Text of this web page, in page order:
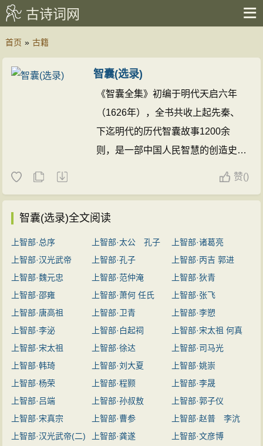
古诗词网
首页 » 古籍
智囊(选录)
《智囊全集》初编于明代天启六年
（1626年），全书共收上起先秦、
下迄明代的历代智囊故事1200余
则，是一部中国人民智慧的创造史和
难、克敌制胜的处世奇书，也是中国
文化史上一部篇幅庞大的智谋锦囊。
赞()
智囊(选录)全文阅读
上智部·总序 上智部·太公 孔子
上智部·诸葛亮
上智部·汉光武帝
上智部·孔子
上智部·丙吉 郭进
上智部·魏元忠
上智部·范仲淹
上智部·狄青
上智部·邵雍
上智部·萧何 任氏
上智部·张飞
上智部·唐高祖
上智部·卫青
上智部·李愬
上智部·李泌
上智部·白起祠
上智部·宋太祖 何真
上智部·宋太祖
上智部·徐达
上智部·司马光
上智部·韩琦
上智部·刘大夏
上智部·姚崇
上智部·杨荣
上智部·程颢
上智部·李晟
上智部·吕端
上智部·孙叔敖
上智部·郭子仪
上智部·宋真宗
上智部·曹参
上智部·赵普 李沆
陆九渊
上智部·汉光武帝(二) 上智部·龚遂
上智部·文彦博